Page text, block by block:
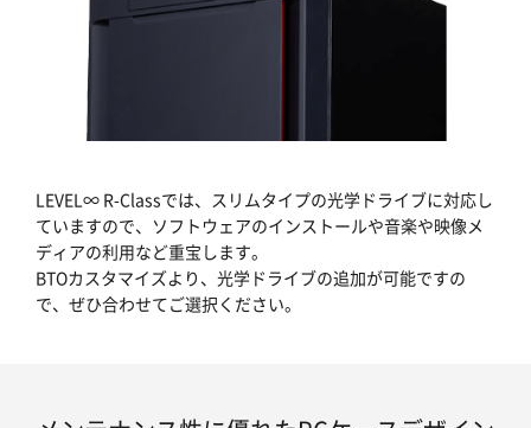
LEVEL∞ R-Classでは、スリムタイプの光学ドライブに対応し
ていますので、ソフトウェアのインストールや音楽や映像メ
ディアの利用など重宝します。
BTOカスタマイズより、光学ドライブの追加が可能ですの
で、ぜひ合わせてご選択ください。